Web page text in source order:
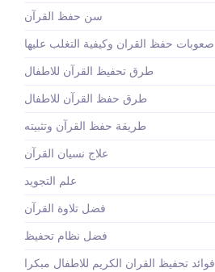
سن حفظ القرآن
صعوبات حفظ القران وكيفية التغلب عليها
طرق تحفيظ القرآن للاطفال
طرق حفظ القرآن للاطفال
طريقة حفظ القرآن وتثبيته
علاج نسيان القرآن
علم التجويد
فضل تلاوة القرآن
فضل نظام تحفيظ
فوائد تحفيظ القران الكريم للاطفال مبكرا